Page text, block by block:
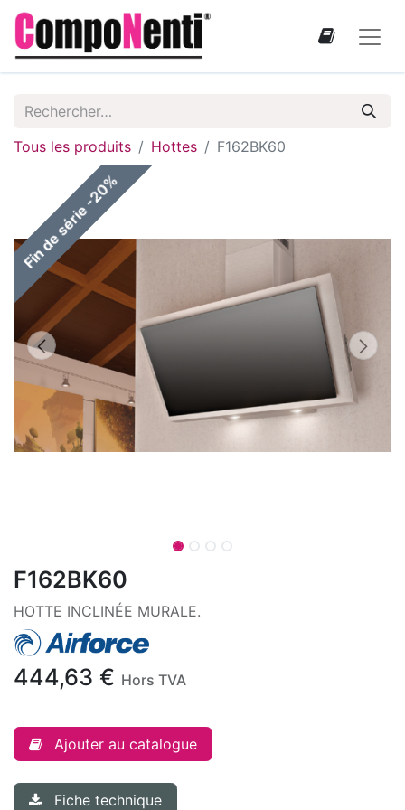
Tous les produits Hottes F162BK60
Fin de série -20%
F162BK60
HOTTE INCLINÉE MURALE.
444,63 € Hors TVA
Ajouter au catalogue
Fiche technique